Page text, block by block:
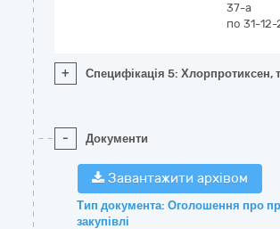
37-а
по 31-
+ Специфікація 5: Хлорпротиксен,
- Документи
Завантажити архівом
Тип документа: Оголошення про
закупівлі